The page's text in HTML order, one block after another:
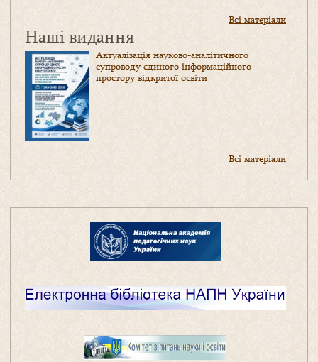
Всі матеріали
Наші видання
Актуалізація науково-аналітичного
супроводу єдиного інформаційного
простору відкритої освіти
Всі матеріали